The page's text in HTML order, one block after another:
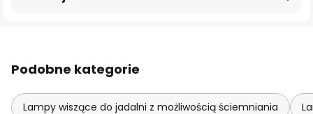
Podobne kategorie
Lampy wiszące do jadalni z możliwością ściemniania